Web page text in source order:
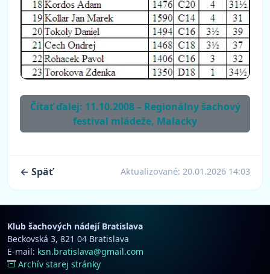
Čítať ďalej: 11.10.2008 – Regionálny šachový
festival mládeže, Malacky
← Späť Aktualizované: 20.01.2026 14:03
Klub šachových nádejí Bratislava
Beckovská 3, 821 04 Bratislava
E-mail: ksn.bratislava@gmail.com
Archív starej stránky